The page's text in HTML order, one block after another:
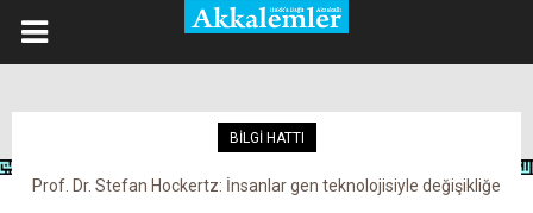
BİLGİ HATTI
Prof. Dr. Stefan Hockertz: İnsanlar gen teknolojisiyle değişikliğe